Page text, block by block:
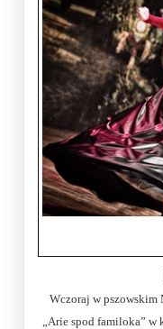
Wczoraj w pszowskim Mok-u odbyła się operetka pod tytułem
„Arie spod familoka” w